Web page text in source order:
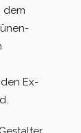
dem
Ex-